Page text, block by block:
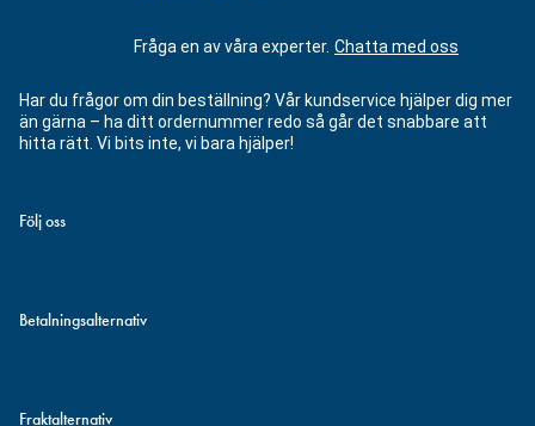
Fråga en av våra experter. Chatta med oss
Har du frågor om din beställning? Vår kundservice hjälper dig mer
än gärna – ha ditt ordernummer redo så går det snabbare att
hitta rätt. Vi bits inte, vi bara hjälper!
Följ oss
Betalningsalternativ
Fraktalternativ